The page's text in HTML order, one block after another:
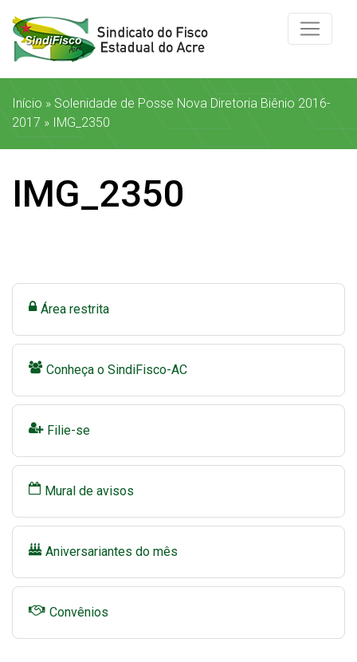
Início » Solenidade de Posse Nova Diretoria Biênio 2016-
2017 » IMG_2350
IMG_2350
Área restrita
Conheça o SindiFisco-AC
Filie-se
Mural de avisos
Aniversariantes do mês
Convênios